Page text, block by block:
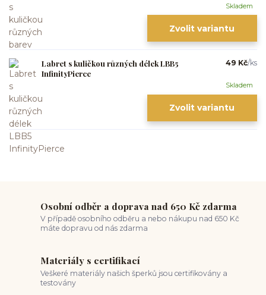
Skladem
Zvolit variantu
Labret s kuličkou různých délek LBB5
InfinityPierce
49 Kč/ks
Skladem
Zvolit variantu
Osobní odběr a doprava nad 650 Kč zdarma
V případě osobního odběru a nebo nákupu nad 650 Kč
máte dopravu od nás zdarma
Materiály s certifikací
Veškeré materiály našich šperků jsou certifikovány a
testovány